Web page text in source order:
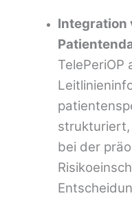
Integration
TelePeriOP
strukturiert,
bei der